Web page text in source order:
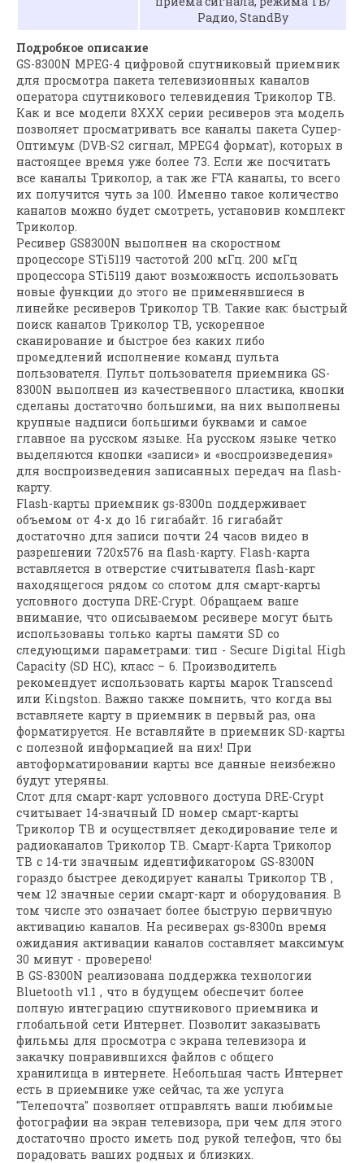
Радио, StandBy
Подробное описание
GS-8300N MPEG-4 цифровой спутниковый приемник
для просмотра пакета телевизионных каналов
оператора спутникового телевидения Триколор ТВ.
Как и все модели 8ХХХ серии ресиверов эта модель
позволяет просматривать все каналы пакета Супер-
Оптимум (DVB-S2 сигнал, MPEG4 формат), которых в
настоящее время уже более 73. Если же посчитать
все каналы Триколор, а так же FTA каналы, то всего
их получится чуть за 100. Именно такое количество
каналов можно будет смотреть, установив комплект
Триколор.
Ресивер GS8300N выполнен на скоростном
процессоре STi5119 частотой 200 мГц. 200 мГц
процессора STi5119 дают возможность использовать
новые функции до этого не применявшиеся в
линейке ресиверов Триколор ТВ. Такие как: быстрый
поиск каналов Триколор ТВ, ускоренное
сканирование и быстрое без каких либо
промедлений исполнение команд пульта
пользователя. Пульт пользователя приемника GS-
8300N выполнен из качественного пластика, кнопки
сделаны достаточно большими, на них выполнены
крупные надписи большими буквами и самое
главное на русском языке. На русском языке четко
выделяются кнопки «записи» и «воспроизведения»
для воспроизведения записанных передач на flash-
карту.
Flash-карты приемник gs-8300n поддерживает
объемом от 4-х до 16 гигабайт. 16 гигабайт
достаточно для записи почти 24 часов видео в
разрешении 720х576 на flash-карту. Flash-карта
вставляется в отверстие считывателя flash-карт
находящегося рядом со слотом для смарт-карты
условного доступа DRE-Crypt. Обращаем ваше
внимание, что описываемом ресивере могут быть
использованы только карты памяти SD со
следующими параметрами: тип - Secure Digital High
Capacity (SD HC), класс – 6. Производитель
рекомендует использовать карты марок Transcend
или Kingston. Важно также помнить, что когда вы
вставляете карту в приемник в первый раз, она
форматируется. Не вставляйте в приемник SD-карты
с полезной информацией на них! При
автоформатировании карты все данные неизбежно
будут утеряны.
Слот для смарт-карт условного доступа DRE-Crypt
считывает 14-значный ID номер смарт-карты
Триколор ТВ и осуществляет декодирование теле и
радиоканалов Триколор ТВ. Смарт-Карта Триколор
ТВ с 14-ти значным идентификатором GS-8300N
гораздо быстрее декодирует каналы Триколор ТВ ,
чем 12 значные серии смарт-карт и оборудования. В
том числе это означает более быструю первичную
активацию каналов. На ресиверах gs-8300n время
ожидания активации каналов составляет максимум
30 минут - проверено!
В GS-8300N реализована поддержка технологии
Bluetooth v1.1 , что в будущем обеспечит более
полную интеграцию спутникового приемника и
глобальной сети Интернет. Позволит заказывать
фильмы для просмотра с экрана телевизора и
закачку понравившихся файлов с общего
хранилища в интернете. Небольшая часть Интернет
есть в приемнике уже сейчас, та же услуга
"Телепочта" позволяет отправлять ваши любимые
фотографии на экран телевизора, при чем для этого
достаточно просто иметь под рукой телефон, что бы
порадовать ваших родных и близких.